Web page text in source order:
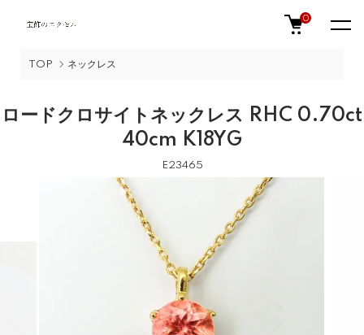
0
TOP ネックレス
ロードクロサイトネックレス RHC 0.70ct
40cm K18YG
E23465